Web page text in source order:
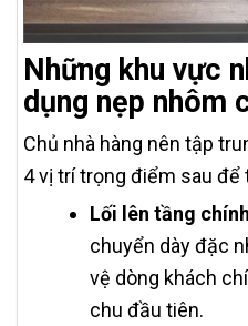
Những khu vực
dụng nẹp nhôm
Chủ nhà hàng nên tập
4 vị trí trọng điểm sau để
Lối lên tầng
chuyển dày đặc
vệ dòng khách
chu đầu tiên.